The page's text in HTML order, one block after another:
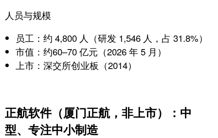
人员与规模
员工：约 4,800 人
（研发 1,546 人，占 31.8%）
市值：约60–70 亿元 （2026 年 5 月）
上市：深交所创业板（2014）
正航软件（厦门正航，非上市）：中
型、专注中小制造